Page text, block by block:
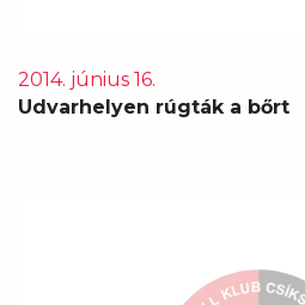
2014. június 16.
Udvarhelyen rúgták a bőrt